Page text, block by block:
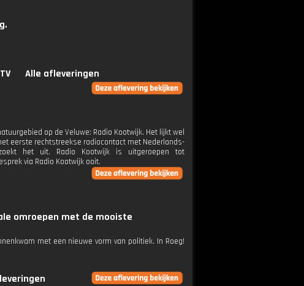
Alle afleveringen
op de Veluwe: Radio Kootwijk. Het lijkt wel
eerste rechtstreekse radiocontact met Nederlands-
het uit. Radio Kootwijk is uitgeroepen tot
via Radio Kootwijk ooit.
omroepen met de mooiste
met een nieuwe vorm van politiek. In Roeg!